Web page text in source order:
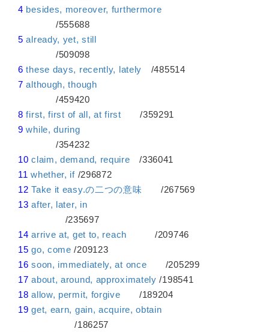
4 besides, moreover, furthermore
/555688
5 already, yet, still
/509098
6 these days, recently, lately /485514
7 although, though
/459420
8 first, first of all, at first /359291
9 while, during
/354232
10 claim, demand, require /336041
11 whether, if/296872
12 Take it easy.の二つの意味 /267569
13 after, later, in
/235697
14 arrive at, get to, reach /209746
15 go, come /209123
16 soon, immediately, at once /205299
17 about, around, approximately /198541
18 allow, permit, forgive /189204
19 get, earn, gain, acquire, obtain
/186257